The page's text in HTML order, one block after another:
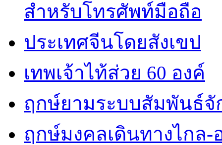
สำหรับโทรศัพท์มือถือ
ประเทศจีนโดยสังเขป
เทพเจ้าไท้ส่วย 60 องค์
ฤกษ์ยามระบบสัมพันธ์จั
ฤกษ์มงคลเดินทางไกล-